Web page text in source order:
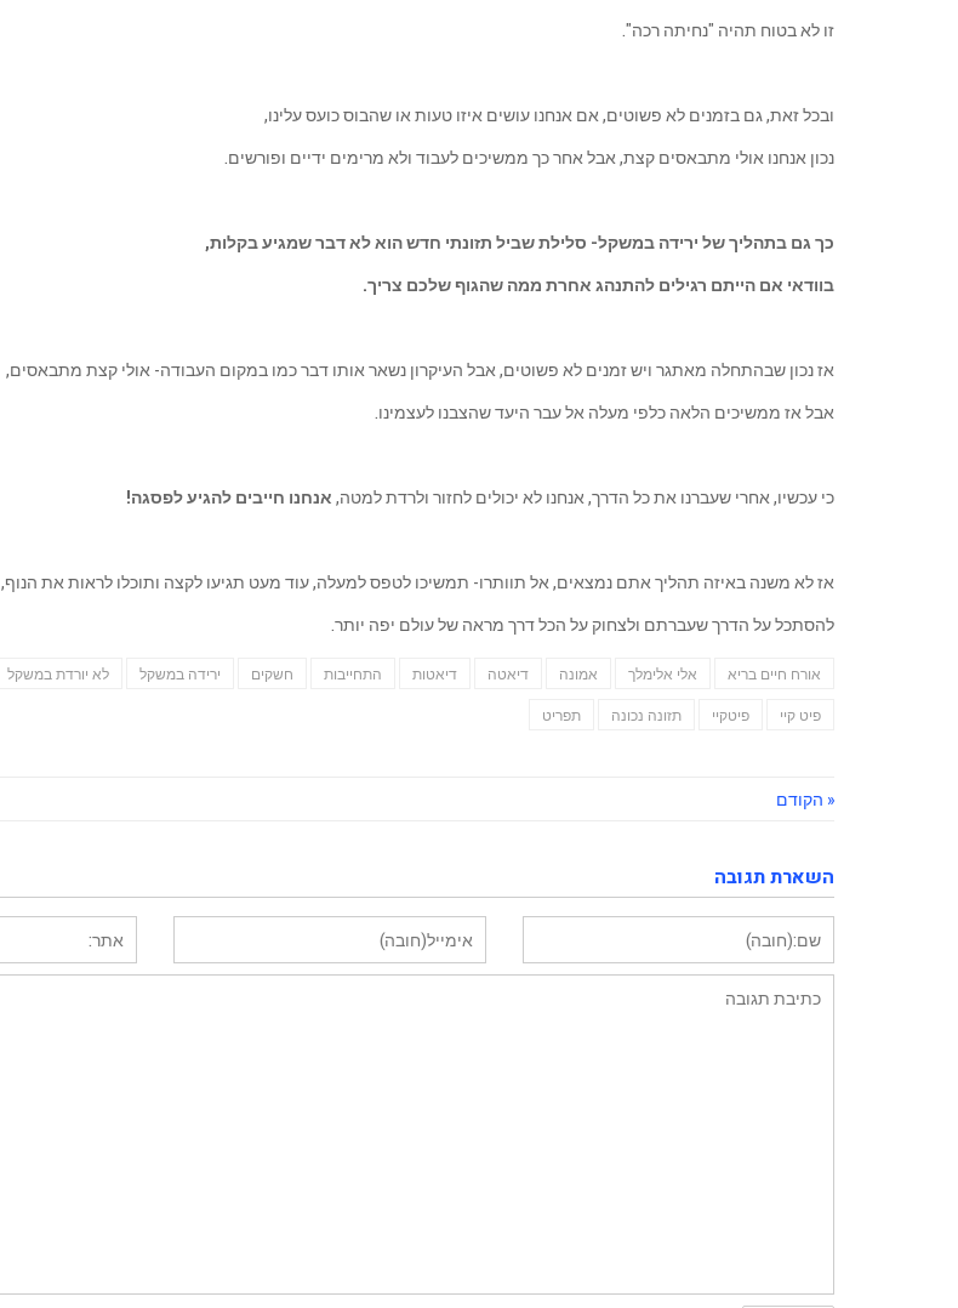
זו לא בטוח תהיה "נחיתה רכה".
ובכל זאת, גם בזמנים לא פשוטים, אם אנחנו עושים איזו טעות או שהבוס כועס עלינו,
נכון אנחנו אולי מתבאסים קצת, אבל אחר כך ממשיכים לעבוד ולא מרימים ידיים ופורשים.
כך גם בתהליך של ירידה במשקל- סלילת שביל תזונתי חדש הוא לא דבר שמגיע בקלות,
בוודאי אם הייתם רגילים להתנהג אחרת ממה שהגוף שלכם צריך.
אז נכון שבהתחלה מאתגר ויש זמנים לא פשוטים, אבל העיקרון נשאר אותו דבר כמו במקום העבודה- אולי קצת מתבאסים,
אבל אז ממשיכים הלאה כלפי מעלה אל עבר היעד שהצבנו לעצמינו.
כי עכשיו, אחרי שעברנו את כל הדרך, אנחנו לא יכולים לחזור ולרדת למטה, אנחנו חייבים להגיע לפסגה!
אז לא משנה באיזה תהליך אתם נמצאים, אל תוותרו- תמשיכו לטפס למעלה, עוד מעט תגיעו לקצה ותוכלו לראות את הנוף,
להסתכל על הדרך שעברתם ולצחוק על הכל דרך מראה של עולם יפה יותר.
אורח חיים בריא אלי אלימלך אמונה דיאטה דיאטות התחייבות חשקים ירידה במשקל לא יורדת במשקל
פיט קיי פיטקיי תזונה נכונה תפריט
« הקודם
השארת תגובה